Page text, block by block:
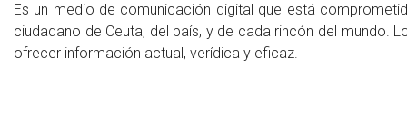
Es un medio de comunicación digital que está
ciudadano de Ceuta, del país, y de cada rincón del mundo.
ofrecer información actual, verídica y eficaz.